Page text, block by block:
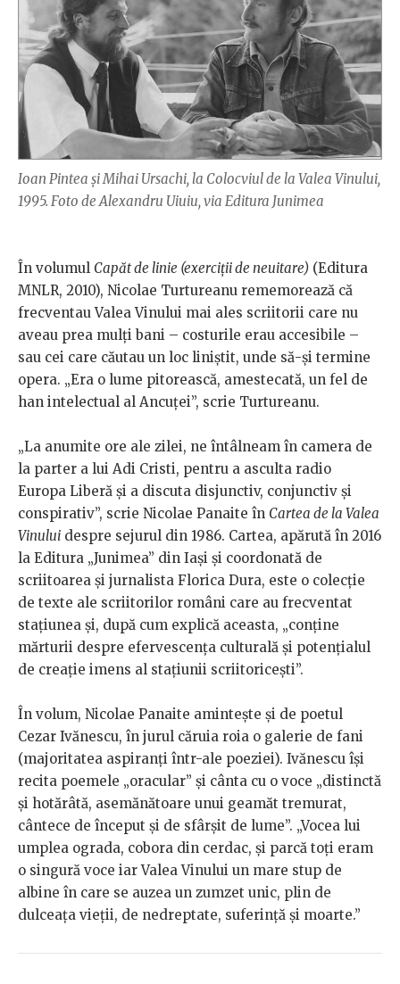
Ioan Pintea şi Mihai Ursachi, la Colocviul de la Valea Vinului,
1995. Foto de Alexandru Uiuiu, via Editura Junimea
În volumul Capăt de linie (exerciții de neuitare) (Editura
MNLR, 2010), Nicolae Turtureanu rememorează că
frecventau Valea Vinului mai ales scriitorii care nu
aveau prea mulți bani – costurile erau accesibile –
sau cei care căutau un loc liniștit, unde să-și termine
opera. „Era o lume pitorească, amestecată, un fel de
han intelectual al Ancuței”, scrie Turtureanu.
„La anumite ore ale zilei, ne întâlneam în camera de
la parter a lui Adi Cristi, pentru a asculta radio
Europa Liberă și a discuta disjunctiv, conjunctiv și
conspirativ”, scrie Nicolae Panaite în Cartea de la Valea
Vinului despre sejurul din 1986. Cartea, apărută în 2016
la Editura „Junimea” din Iași și coordonată de
scriitoarea și jurnalista Florica Dura, este o colecție
de texte ale scriitorilor români care au frecventat
stațiunea și, după cum explică aceasta, „conține
mărturii despre efervescența culturală și potențialul
de creație imens al stațiunii scriitoricești”.
În volum, Nicolae Panaite amintește și de poetul
Cezar Ivănescu, în jurul căruia roia o galerie de fani
(majoritatea aspiranți într-ale poeziei). Ivănescu își
recita poemele „oracular” și cânta cu o voce „distinctă
și hotărâtă, asemănătoare unui geamăt tremurat,
cântece de început și de sfârșit de lume”. „Vocea lui
umplea ograda, cobora din cerdac, și parcă toți eram
o singură voce iar Valea Vinului un mare stup de
albine în care se auzea un zumzet unic, plin de
dulceața vieții, de nedreptate, suferință și moarte.”